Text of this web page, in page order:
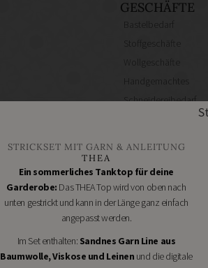
GESCHÄFTE
Bastelbedarf
Stoffgeschäfte
Wollgeschäfte
Handgemachtes
Schneidereibedarf
Handarbeitszubehör
Online
Shops
Schmuckzubehör
Nähmaschinen
STRICKSET MIT GARN & ANLEITUNG
THEA
Ein sommerliches Tanktop für deine
Garderobe: Das THEA Top wird von oben nach
unten gestrickt und kann in der Länge ganz einfach
angepasst werden.
Im Set enthalten: Sandnes Garn Line aus
Baumwolle, Viskose und Leinen und die digitale